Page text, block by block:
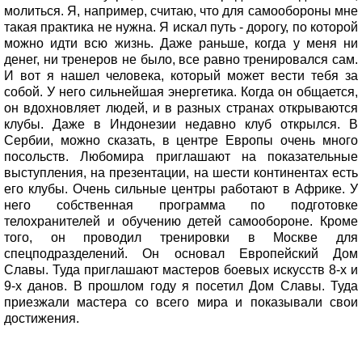
молиться. Я, например, считаю, что для самообороны мне
такая практика не нужна. Я искал путь - дорогу, по которой
можно идти всю жизнь. Даже раньше, когда у меня ни
денег, ни тренеров не было, все равно тренировался сам.
И вот я нашел человека, который может вести тебя за
собой. У него сильнейшая энергетика. Когда он общается,
он вдохновляет людей, и в разных странах открываются
клубы. Даже в Индонезии недавно клуб открылся. В
Сербии, можно сказать, в центре Европы очень много
посольств. Любомира приглашают на показательные
выступления, на презентации, на шести континентах есть
его клубы. Очень сильные центры работают в Африке. У
него собственная программа по подготовке
телохранителей и обучению детей самообороне. Кроме
того, он проводил тренировки в Москве для
спецподразделений. Он основал Европейский Дом
Славы. Туда приглашают мастеров боевых искусств 8-х и
9-х данов. В прошлом году я посетил Дом Славы. Туда
приезжали мастера со всего мира и показывали свои
достижения.